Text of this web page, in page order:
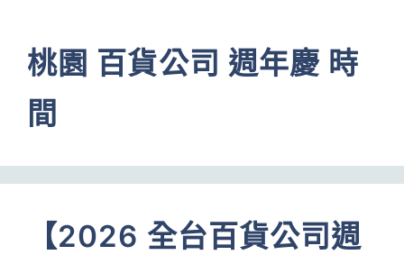
桃園 百貨公司 週年慶 時
間
【2026 全台百貨公司週